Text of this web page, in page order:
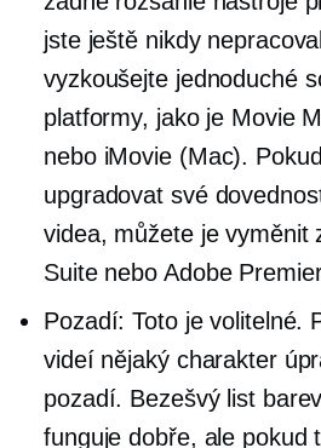
jste ještě nikdy
vyzkoušejte jednoduché
platformy, jako je Movie
nebo iMovie (Mac).
upgradovat své
videa, můžete je vyměnit
Suite nebo Adobe
Pozadí: Toto je volitelné.
videí nějaký charakter
pozadí. Bezešvý list
funguje dobře, ale pokud